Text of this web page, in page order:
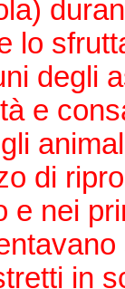
lo
degli
e
di
e nei
in